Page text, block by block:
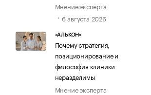
Мнение эксперта
6 августа 2026
«АЛЬКОН»
Почему стратегия,
позиционирование и
философия клиники
неразделимы
Мнение эксперта